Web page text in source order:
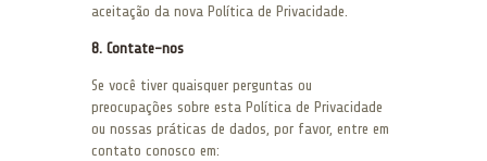
aceitação da nova Política de Privacidade.
8. Contate-nos
Se você tiver quaisquer perguntas ou
preocupações sobre esta Política de Privacidade
ou nossas práticas de dados, por favor, entre em
contato conosco em: